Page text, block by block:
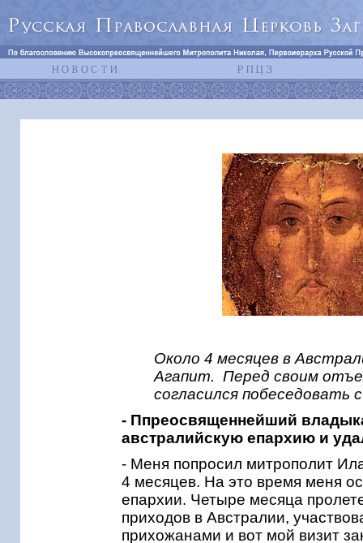
Около 4 месяцев в
Агапит. Перед своим
согласился
- Ппреосвященнейший
австралийскую епархию и
- Меня попросил митрополит
4 месяцев. На это время меня
епархии. Четыре месяца
приходов в Австралии,
прихожанами и вот мой визит